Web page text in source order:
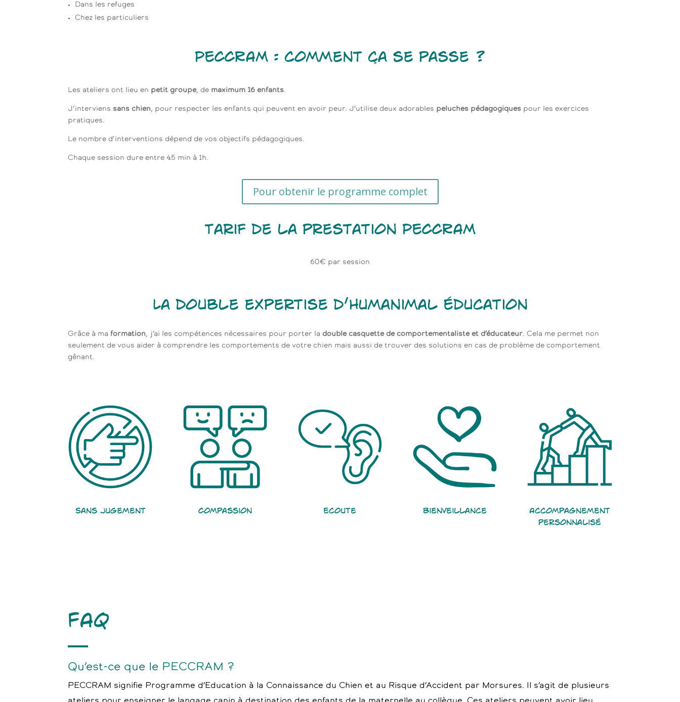
Dans les refuges
Chez les particuliers
PECCRAM : comment ça se passe ?
Les ateliers ont lieu en petit groupe, de maximum 16 enfants.
J’interviens sans chien, pour respecter les enfants qui peuvent en avoir peur. J’utilise deux adorables peluches pédagogiques pour les exercices
pratiques.
Le nombre d’interventions dépend de vos objectifs pédagogiques.
Chaque session dure entre 45 min à 1h.
Pour obtenir le programme complet
Tarif de la prestation PECCRAM
60€ par session
La double expertise d’Humanimal Éducation
Grâce à maformation, j’ai les compétences nécessaires pour porter ladouble casquette de comportementaliste et d’éducateur. Cela me permet non
seulement de vous aider à comprendre les comportements de votre chien mais aussi de trouver des solutions en cas de problème de comportement
gênant.
Sans Jugement Compassion Ecoute Bienveillance
Accompagnement
personnalisé
FAQ
Qu’est-ce que le PECCRAM ?
PECCRAM signifie Programme d’Education à la Connaissance du Chien et au Risque d’Accident par Morsures. Il s’agit de plusieurs